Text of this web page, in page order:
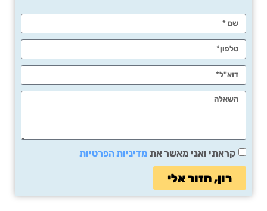
קראתי ואני מאשר את מדיניות הפרטיות
רון, חזור אלי